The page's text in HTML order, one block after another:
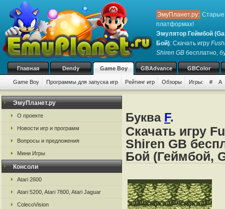
ЭмуПланет.ру: Старые
платформах!
Эмулятор Геймбой
Бой): Скачать игру
Shiren GB бесплатно,
Главная Dendy Game Boy GBAdvance GBColor
Game Boy Программы для запуска игр Рейтинг игр Обзоры Игры: # A
ЭмуПланет.ру
О проекте
Новости игр и программ
Вопросы и предложения
Мини Игры
Консоли
Atari 2600
Atari 5200, Atari 7800, Atari Jaguar
ColecoVision
Буква F.
Скачать игру
Shiren GB
Бой (Геймбой,